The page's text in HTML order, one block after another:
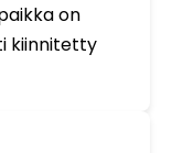
on
kiinnitetty